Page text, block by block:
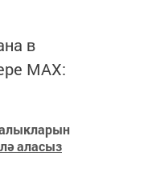
в
MАХ:
аласыз